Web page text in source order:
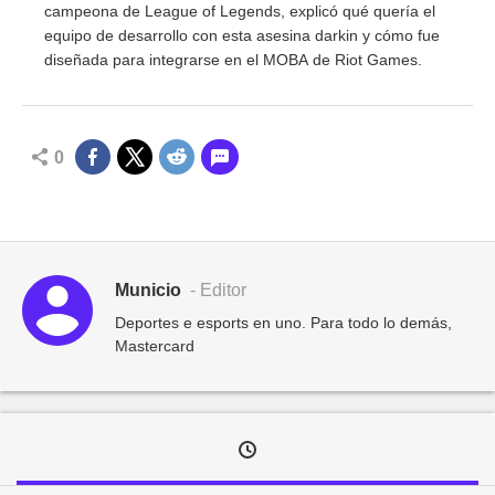
campeona de League of Legends, explicó qué quería el
equipo de desarrollo con esta asesina darkin y cómo fue
diseñada para integrarse en el MOBA de Riot Games.
0
Municio - Editor
Deportes e esports en uno. Para todo lo demás,
Mastercard